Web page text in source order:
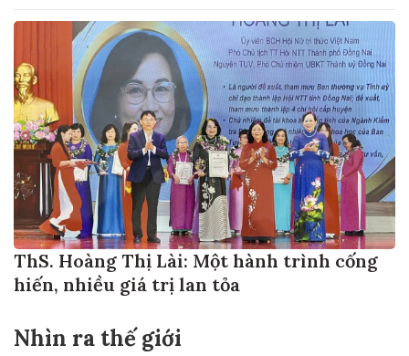
ThS. Hoàng Thị Lài: Một hành trình cống
hiến, nhiều giá trị lan tỏa
Nhìn ra thế giới